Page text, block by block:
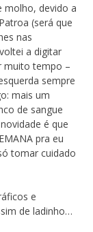
molho, devido a
(será que
nas
voltei a digitar
muito tempo –
sempre
mais um
de sangue
é que
pra eu
tomar cuidado
e
de ladinho…